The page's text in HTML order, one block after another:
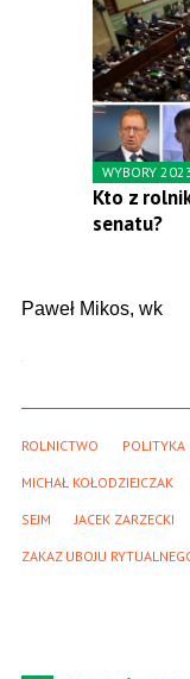
WYBORY
Kto z
senatu?
Paweł Mikos, wk
ROLNICTWO POLITYKA
MICHAŁ KOŁODZIEJCZAK
SEJM JACEK ZARZECKI
ZAKAZ UBOJU